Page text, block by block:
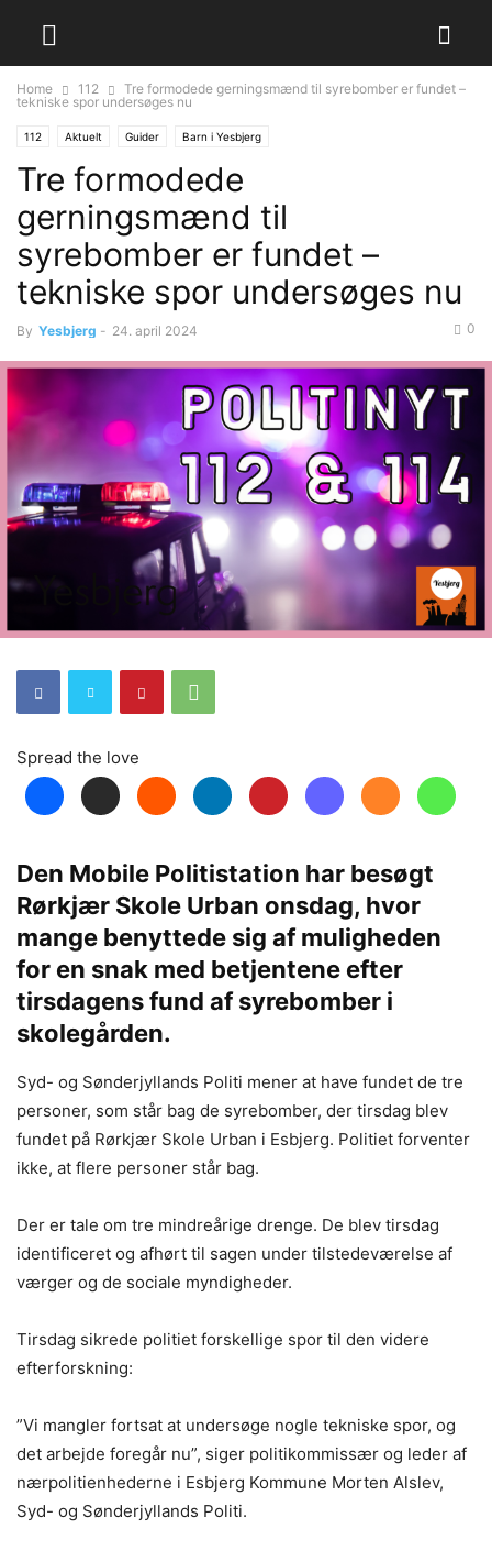
Home 112
Tre formodede gerningsmænd til syrebomber er fundet –
tekniske spor undersøges nu
112 Aktuelt Guider Barn i Yesbjerg
Tre formodede
gerningsmænd til
syrebomber er fundet –
tekniske spor undersøges nu
By Yesbjerg - 24. april 2024 0
Spread the love
Den Mobile Politistation har besøgt
Rørkjær Skole Urban onsdag, hvor
mange benyttede sig af muligheden
for en snak med betjentene efter
tirsdagens fund af syrebomber i
skolegården.
Syd- og Sønderjyllands Politi mener at have fundet de tre
personer, som står bag de syrebomber, der tirsdag blev
fundet på Rørkjær Skole Urban i Esbjerg. Politiet forventer
ikke, at flere personer står bag.
Der er tale om tre mindreårige drenge. De blev tirsdag
identificeret og afhørt til sagen under tilstedeværelse af
værger og de sociale myndigheder.
Tirsdag sikrede politiet forskellige spor til den videre
efterforskning:
”Vi mangler fortsat at undersøge nogle tekniske spor, og
det arbejde foregår nu”, siger politikommissær og leder af
nærpolitienhederne i Esbjerg Kommune Morten Alslev,
Syd- og Sønderjyllands Politi.